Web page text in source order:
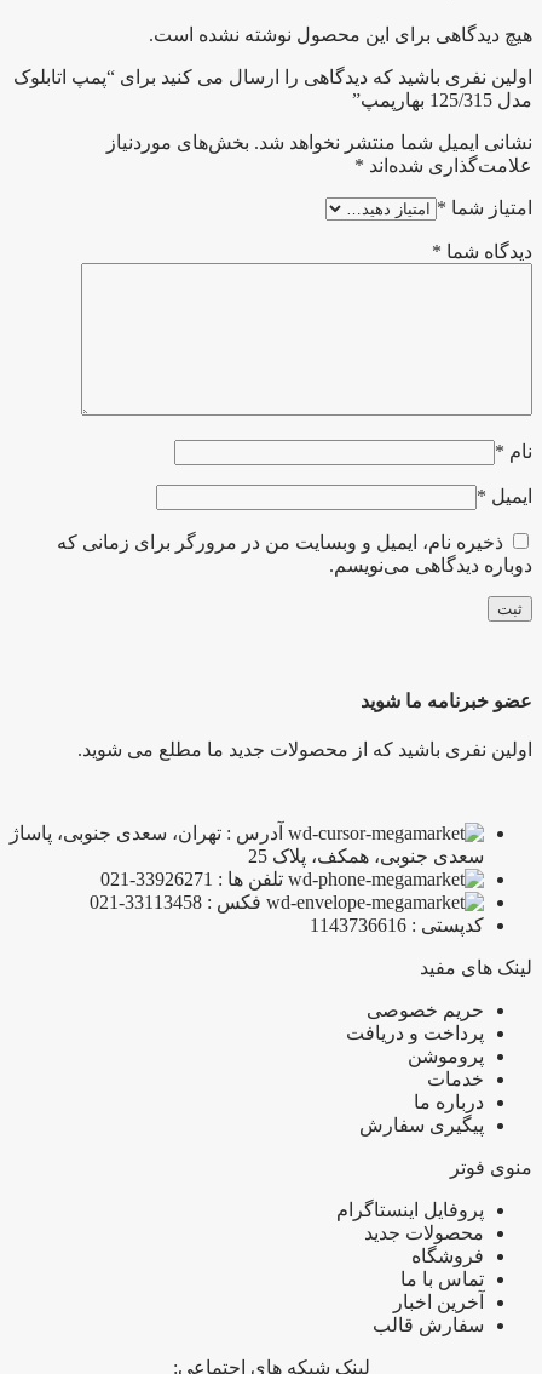
هیچ دیدگاهی برای این محصول نوشته نشده است.
اولین نفری باشید که دیدگاهی را ارسال می کنید برای “پمپ اتابلوک
مدل 125/315 بهارپمپ”
نشانی ایمیل شما منتشر نخواهد شد. بخش‌های موردنیاز
علامت‌گذاری شده‌اند *
امتیاز شما *
دیدگاه شما *
نام *
ایمیل *
ذخیره نام، ایمیل و وبسایت من در مرورگر برای زمانی که
دوباره دیدگاهی می‌نویسم.
عضو خبرنامه ما شوید
اولین نفری باشید که از محصولات جدید ما مطلع می شوید.
آدرس : تهران، سعدی جنوبی، پاساژ
سعدی جنوبی، همکف، پلاک 25
تلفن ها : 33926271-021
فکس : 33113458-021
کدپستی : 1143736616
لینک های مفید
حریم خصوصی
پرداخت و دریافت
پروموشن
خدمات
درباره ما
پیگیری سفارش
منوی فوتر
پروفایل اینستاگرام
محصولات جدید
فروشگاه
تماس با ما
آخرین اخبار
سفارش قالب
لینک شبکه های اجتماعی: